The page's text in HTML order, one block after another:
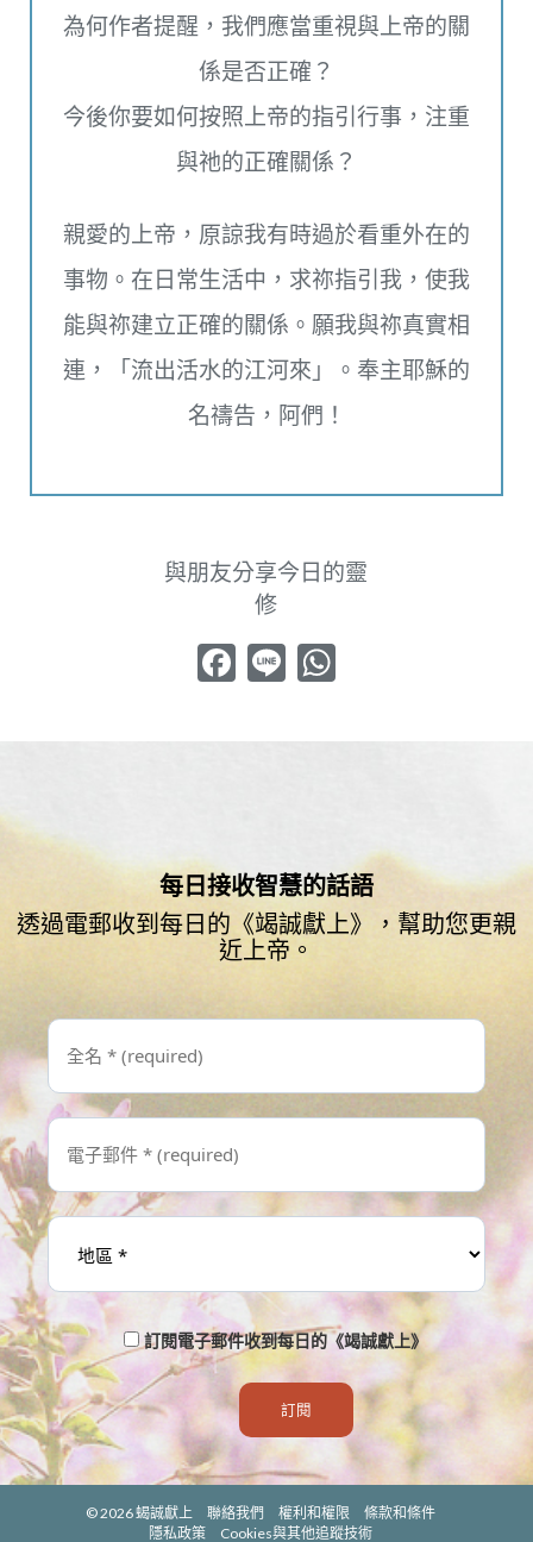
為何作者提醒，我們應當重視與上帝的關
係是否正確？
今後你要如何按照上帝的指引行事，注重
與祂的正確關係？
親愛的上帝，原諒我有時過於看重外在的
事物。在日常生活中，求祢指引我，使我
能與祢建立正確的關係。願我與祢真實相
連，「流出活水的江河來」。奉主耶穌的
名禱告，阿們！
與朋友分享今日的靈
修
Facebook
Line WhatsApp
每日接收智慧的話語
透過電郵收到每日的《竭誠獻上》，幫助您更親
近上帝。
訂閱電子郵件收到每日的《竭誠獻上》
© 2026蝎誠獻上 聯絡我們 權利和權限
條款和條件
隱私政策
Cookies與其他追蹤技術